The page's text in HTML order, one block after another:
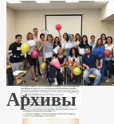
Архивы